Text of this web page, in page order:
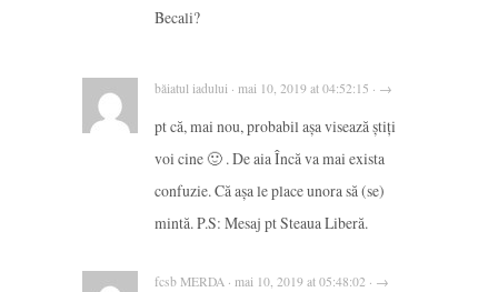
Becali?
băiatul iadului · mai 10, 2019 at 04:52:15 · →
pt că, mai nou, probabil așa visează știți
voi cine 🙂 . De aia Încă va mai exista
confuzie. Că așa le place unora să (se)
mintă. P.S: Mesaj pt Steaua Liberă.
fcsb MERDA · mai 10, 2019 at 05:48:02 · →